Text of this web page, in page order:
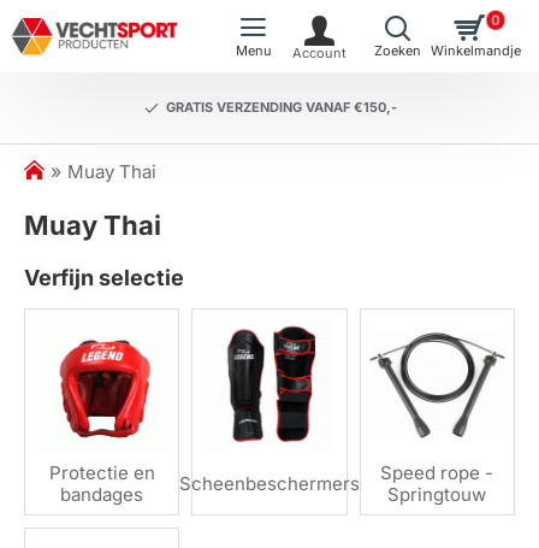
GRATIS VERZENDING VANAF €150,-
0
h
m
Muay Thai
Muay Thai
Verfijn selectie
Protectie en
bandages
Scheenbeschermers
Speed rope -
Springtouw